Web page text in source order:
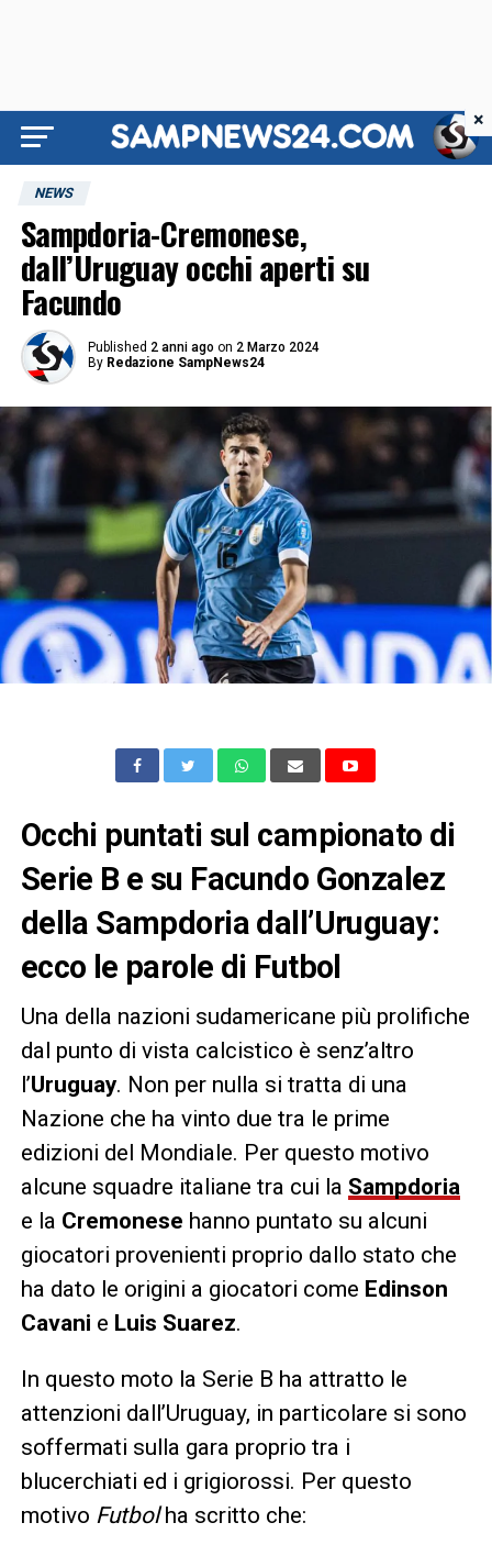
NEWS
Sampdoria-Cremonese,
dall’Uruguay occhi aperti su
Facundo
Published 2 anni ago on 2 Marzo 2024
By Redazione SampNews24
Occhi puntati sul campionato di
Serie B e su Facundo Gonzalez
della Sampdoria dall’Uruguay:
ecco le parole di Futbol
Una della nazioni sudamericane più prolifiche
dal punto di vista calcistico è senz’altro
l’Uruguay. Non per nulla si tratta di una
Nazione che ha vinto due tra le prime
edizioni del Mondiale. Per questo motivo
alcune squadre italiane tra cui la Sampdoria
e la Cremonese hanno puntato su alcuni
giocatori provenienti proprio dallo stato che
ha dato le origini a giocatori come Edinson
Cavani e Luis Suarez.
In questo moto la Serie B ha attratto le
attenzioni dall’Uruguay, in particolare si sono
soffermati sulla gara proprio tra i
blucerchiati ed i grigiorossi. Per questo
motivo Futbolha scritto che:
×